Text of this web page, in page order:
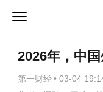
2026年，中
第一财经 • 03-04